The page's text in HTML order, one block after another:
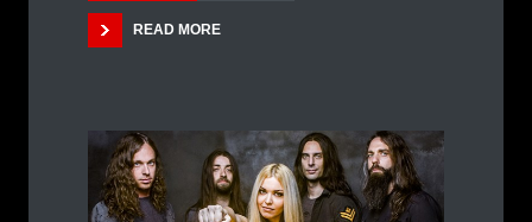
READ MORE